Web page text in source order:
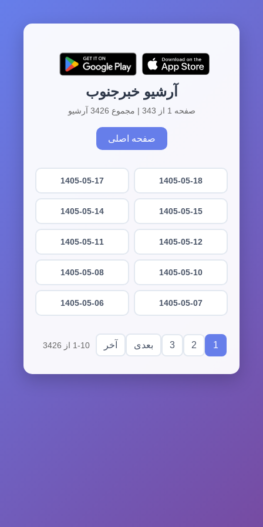
آرشیو خبرجنوب
صفحه 1 از 343 | مجموع 3426 آرشیو
صفحه اصلی
1405-05-18
1405-05-17
1405-05-15
1405-05-14
1405-05-12
1405-05-11
1405-05-10
1405-05-08
1405-05-07
1405-05-06
1
2
3 بعدی آخر 1-10 از 3426